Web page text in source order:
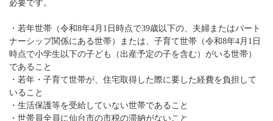
必要です。
・若年世帯（令和8年4月1日時点で39歳以下の、夫婦またはパート
ナーシップ関係にある世帯）または、子育て世帯（令和8年4月1日
時点で小学生以下の子ども（出産予定の子を含む）がいる世帯）
であること
・若年・子育て世帯が、住宅取得した際に要した経費を負担して
いること
・生活保護等を受給していない世帯であること
・世帯員全員に仙台市の市税の滞納がないこと